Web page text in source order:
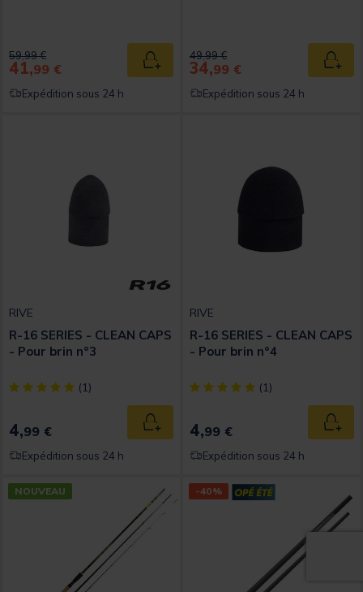
Price reduced from
59,99 €to
41,99 € Ajouter au panier
Expédition sous 24 h
Price reduced from
49,99 €to
34,99 €
Expédition sous 24 h
RIVE
R-16 SERIES - CLEAN CAPS
- Pour brin n°3
[object Object] out of 5 Customer Rating
(1)
4,99 € Ajouter au panier
Expédition sous 24 h
RIVE
R-16 SERIES - CLEAN CAPS
- Pour brin n°4
[object Object] out of 5
(1)
4,99 €
Expédition sous 24 h
NOUVEAU -40%